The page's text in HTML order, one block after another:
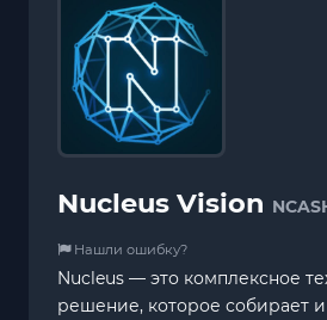
Nucleus Vision
Нашли ошибку?
Nucleus — это комплексное
решение, которое собирает